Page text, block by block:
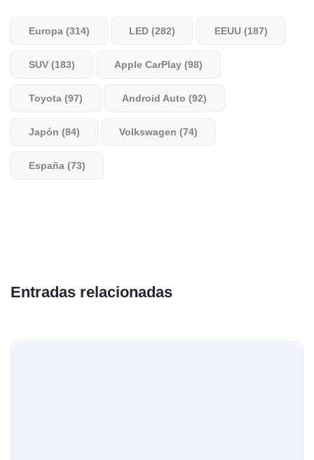
Europa (314) LED (282) EEUU (187)
SUV (183) Apple CarPlay (98)
Toyota (97) Android Auto (92)
Japón (84) Volkswagen (74)
España (73)
Entradas relacionadas